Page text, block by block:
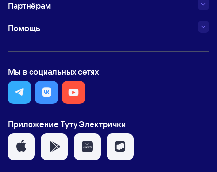
Партнёрам
Помощь
Мы в социальных сетях
Приложение Туту Электрички